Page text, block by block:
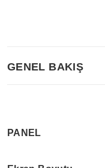
GENEL BAKIŞ
PANEL